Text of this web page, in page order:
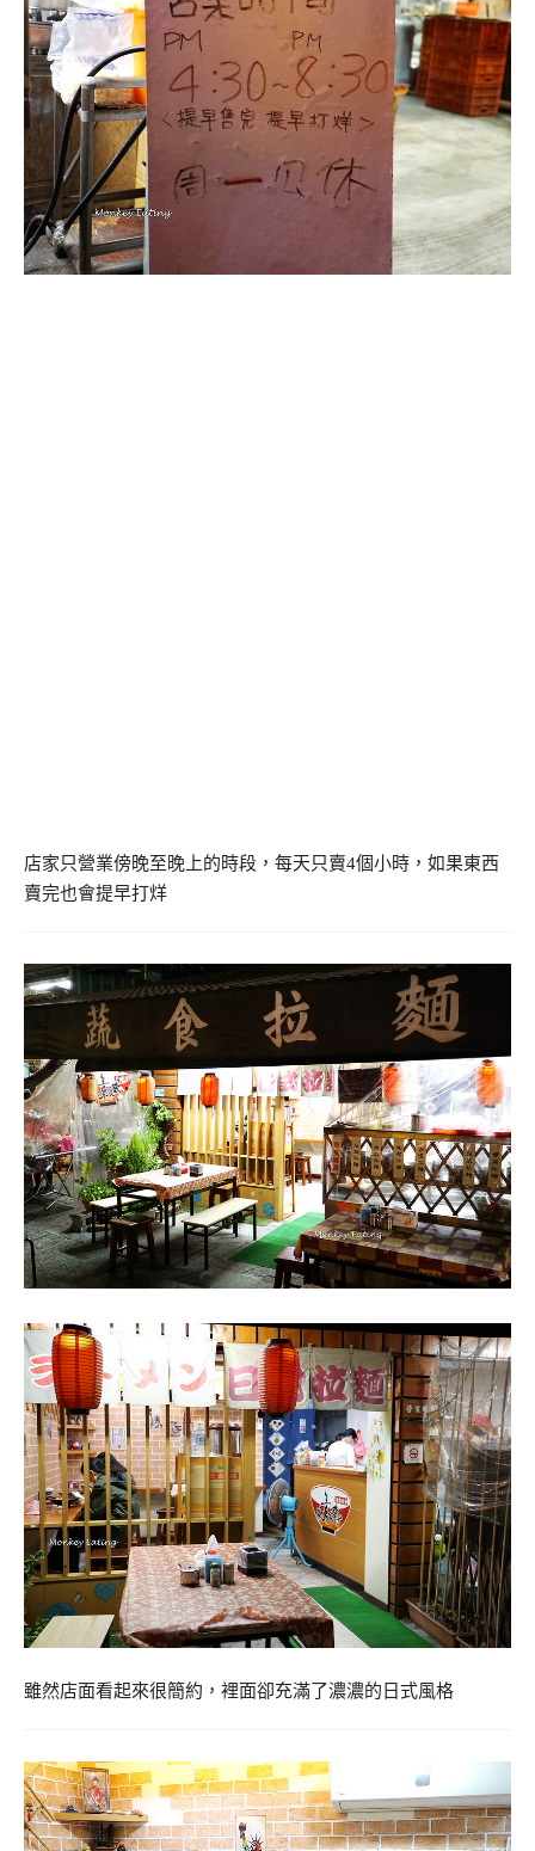
店家只營業傍晚至晚上的時段，每天只賣4個小時，如果東西
賣完也會提早打烊
雖然店面看起來很簡約，裡面卻充滿了濃濃的日式風格